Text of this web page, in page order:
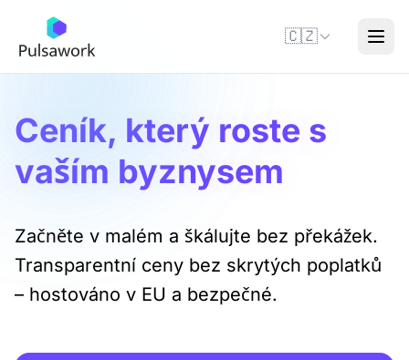
🇨🇿
Ceník, který roste s
vaším byznysem
Začněte v malém a škálujte bez překážek.
Transparentní ceny bez skrytých poplatků
– hostováno v EU a bezpečné.